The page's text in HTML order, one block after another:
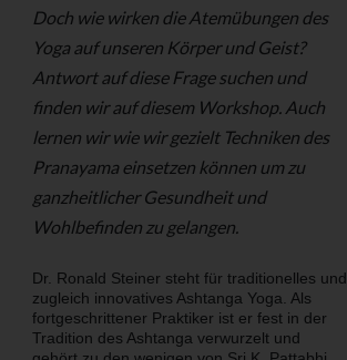
Doch wie wirken die Atemübungen des
Yoga auf unseren Körper und Geist?
Antwort auf diese Frage suchen und
finden wir auf diesem Workshop. Auch
lernen wir wie wir gezielt Techniken des
Pranayama einsetzen können um zu
ganzheitlicher Gesundheit und
Wohlbefinden zu gelangen.
Dr. Ronald Steiner steht für traditionelles und
zugleich innovatives Ashtanga Yoga. Als
fortgeschrittener Praktiker ist er fest in der
Tradition des Ashtanga verwurzelt und